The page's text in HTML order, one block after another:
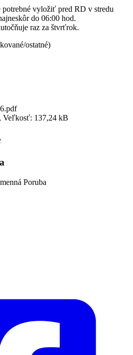
vyložiť pred RD v stredu
do 06:00 hod.
raz za štvrťrok.
ostatné)
Veľkosť: 137,24 kB
Poruba